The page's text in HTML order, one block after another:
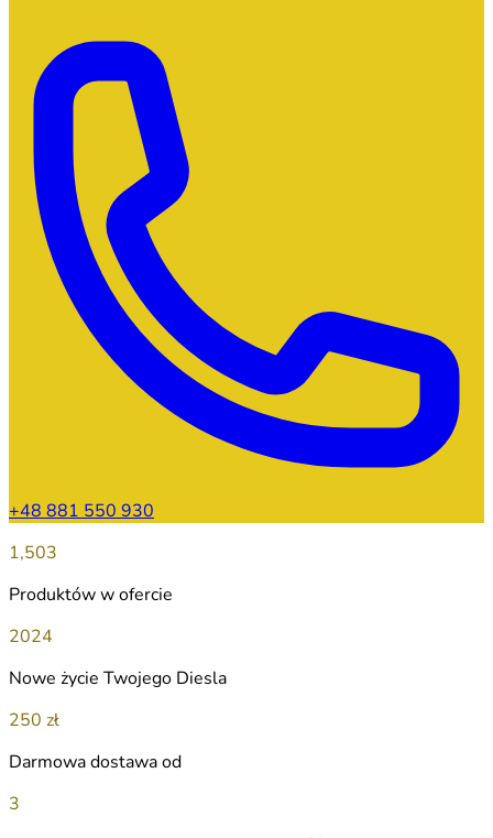
+48 881 550 930
1,503
Produktów w ofercie
2024
Nowe życie Twojego Diesla
250 zł
Darmowa dostawa od
3